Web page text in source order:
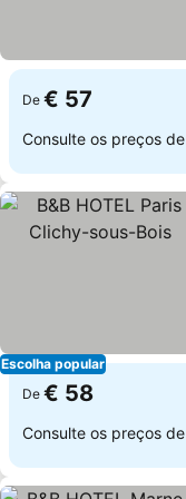
De € 57
Consulte os preços de
Escolha popular
De € 58
Consulte os preços de